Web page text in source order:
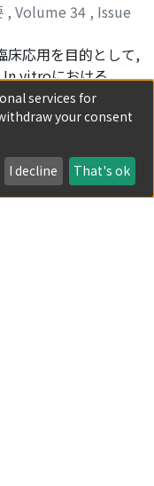
, Volume 34 , Issue
床応用を目的として,
In vitroにおける
10 μMのBrdU含
であった.2) In vivo
μg/gマウス体重の
ることであった.3)
を用い, 20°Cで20分
れらの条件下では,
services for
your consent
I decline That's ok